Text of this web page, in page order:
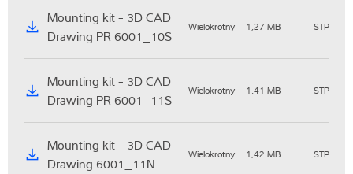
Mounting kit - 3D CAD
Drawing PR 6001_10S
Wielokrotny 1,27 MB STP
Mounting kit - 3D CAD
Drawing PR 6001_11S
Wielokrotny 1,41 MB STP
Mounting kit - 3D CAD
Drawing 6001_11N
Wielokrotny 1,42 MB STP